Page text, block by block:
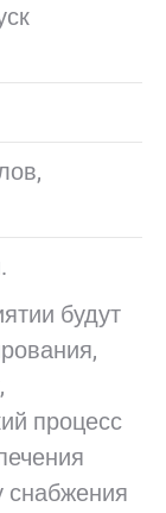
будут
процесс
снабжения